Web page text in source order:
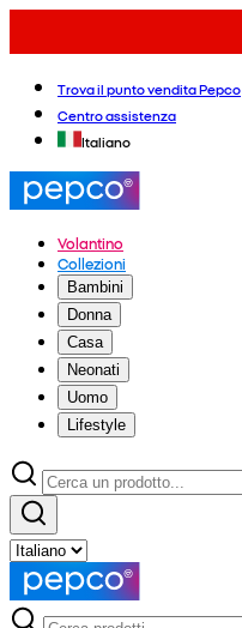
Trova il punto vendita Pepco
Centro assistenza
Italiano
Volantino
Collezioni
Bambini
Donna
Casa
Neonati
Uomo
Lifestyle